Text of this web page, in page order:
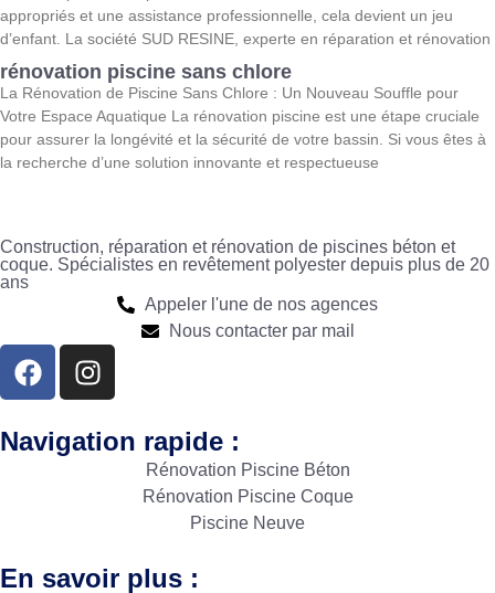
appropriés et une assistance professionnelle, cela devient un jeu
d’enfant. La société SUD RESINE, experte en réparation et rénovation
rénovation piscine sans chlore
La Rénovation de Piscine Sans Chlore : Un Nouveau Souffle pour
Votre Espace Aquatique La rénovation piscine est une étape cruciale
pour assurer la longévité et la sécurité de votre bassin. Si vous êtes à
la recherche d’une solution innovante et respectueuse
Construction, réparation et rénovation de piscines béton et
coque. Spécialistes en revêtement polyester depuis plus de 20
ans
Appeler l'une de nos agences
Nous contacter par mail
Navigation rapide :
Rénovation Piscine Béton
Rénovation Piscine Coque
Piscine Neuve
En savoir plus :